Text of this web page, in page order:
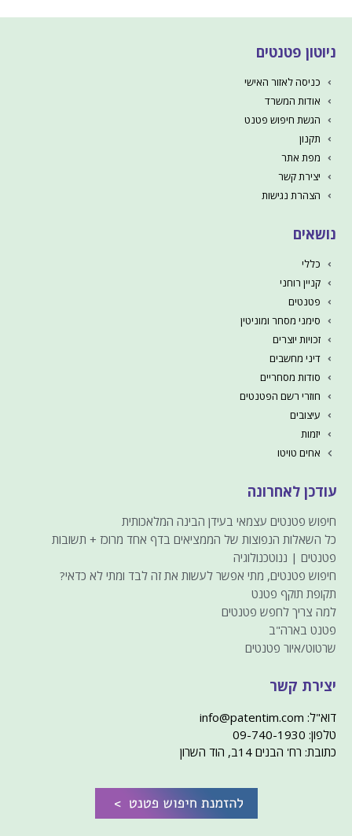
ניוטון פטנטים
כניסה לאזור האישי
אודות המשרד
הגשת חיפוש פטנט
תקנון
מפת אתר
יצירת קשר
הצהרת נגישות
נושאים
כללי
קניין רוחני
פטנטים
סימני מסחר ומוניטין
זכויות יוצרים
דיני מחשבים
סודות מסחריים
חוזרי רשם הפטנטים
עיצובים
יזמות
אחים טויטו
עודכן לאחרונה
חיפוש פטנטים עצמאי בעידן הבינה המלאכותית
כל השאלות הנפוצות של הממציאים בדף אחד מרוכז + תשובות
פטנטים | ננוטכנולוגיה
חיפוש פטנטים, מתי אפשר לעשות את זה לבד ומתי לא כדאי?
תקופת תוקף פטנט
למה צריך לחפש פטנטים
פטנט בארה"ב
שרטוט/איור פטנטים
יצירת קשר
דוא"ל: info@patentim.com
טלפון: 09-740-1930
כתובת: רח' הבנים 14ב, הוד השרון